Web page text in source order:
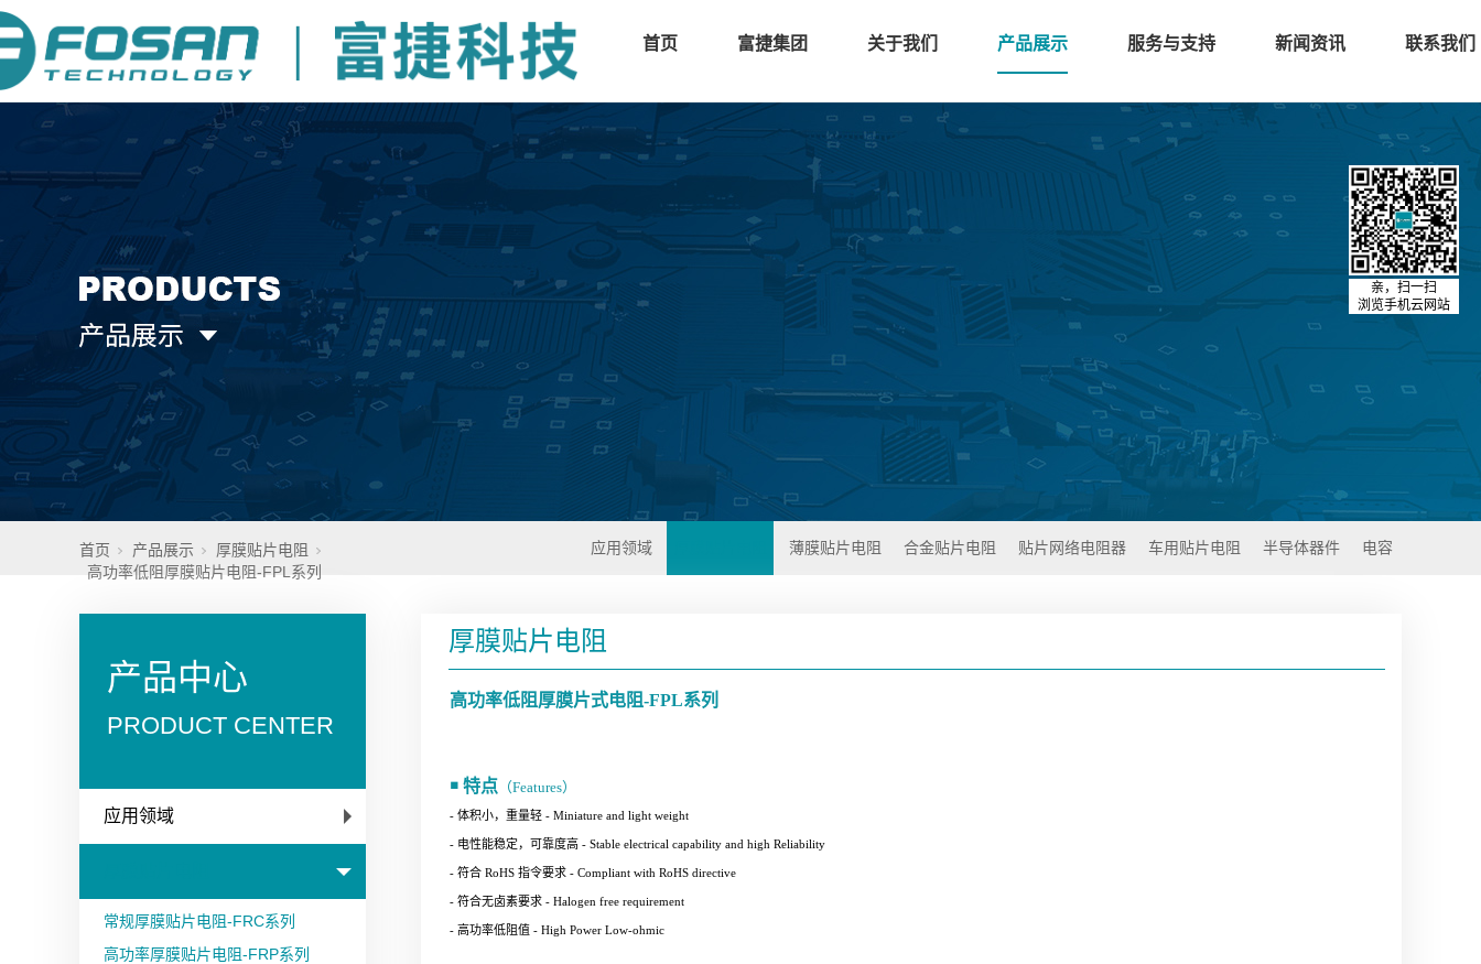
首页 富捷集团 关于我们 产品展示 服务与支持 新闻资讯 联系我们
首页 产品展示
厚膜贴片电阻
高功率低阻厚膜贴片电阻-FPL系列
应用领域 薄膜贴片电阻 合金贴片电阻 贴片网络电阻器 车用贴片电阻 半导体器件 电容
产品中心
PRODUCT CENTER
应用领域
常规厚膜贴片电阻-FRC系列
高功率厚膜贴片电阻-FRP系列
厚膜贴片电阻
高功率低阻厚膜片式电阻-FPL系列
￭ 特点 （Features）
- 体积小，重量轻 - Miniature and light weight
- 电性能稳定，可靠度高 - Stable electrical capability and high Reliability
- 符合 RoHS 指令要求 - Compliant with RoHS directive
- 符合无卤素要求 - Halogen free requirement
- 高功率低阻值 - High Power Low-ohmic
亲，扫一扫
浏览手机云网站